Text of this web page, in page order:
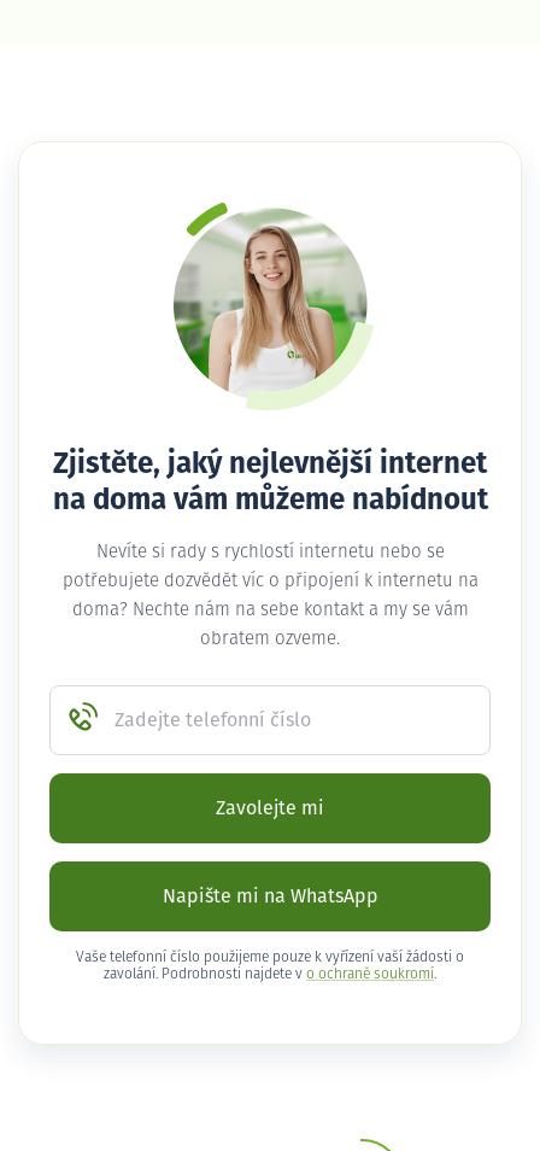
Zjistěte, jaký nejlevnější internet
na doma vám můžeme nabídnout
Nevíte si rady s rychlostí internetu nebo se
potřebujete dozvědět víc o připojení k internetu na
doma? Nechte nám na sebe kontakt a my se vám
obratem ozveme.
Zadejte telefonní číslo
Zavolejte mi
Napište mi na WhatsApp
Vaše telefonní číslo použijeme pouze k vyřízení vaší žádosti o
zavolání. Podrobnosti najdete v o ochraně soukromí .